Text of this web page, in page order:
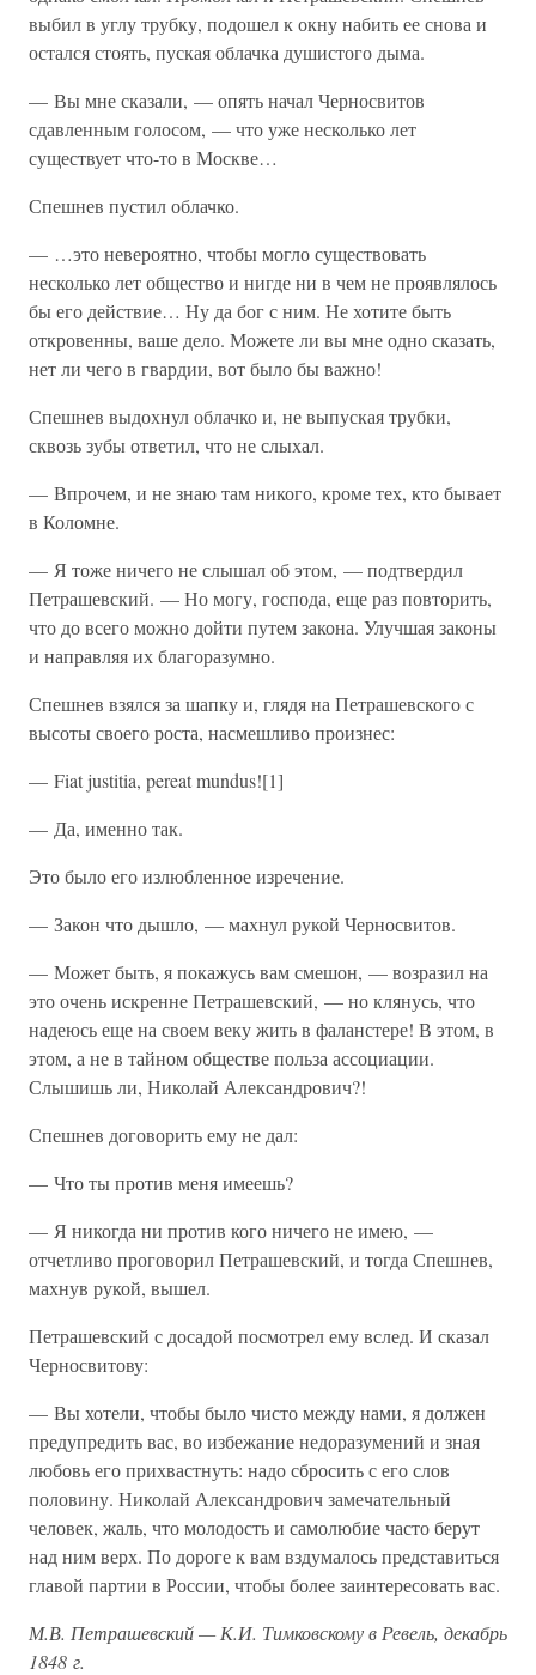
выбил в углу трубку, подошел к окну набить ее снова и
остался стоять, пуская облачка душистого дыма.
— Вы мне сказали, — опять начал Черносвитов
сдавленным голосом, — что уже несколько лет
существует что-то в Москве…
Спешнев пустил облачко.
— …это невероятно, чтобы могло существовать
несколько лет общество и нигде ни в чем не проявлялось
бы его действие… Ну да бог с ним. Не хотите быть
откровенны, ваше дело. Можете ли вы мне одно сказать,
нет ли чего в гвардии, вот было бы важно!
Спешнев выдохнул облачко и, не выпуская трубки,
сквозь зубы ответил, что не слыхал.
— Впрочем, и не знаю там никого, кроме тех, кто бывает
в Коломне.
— Я тоже ничего не слышал об этом, — подтвердил
Петрашевский. — Но могу, господа, еще раз повторить,
что до всего можно дойти путем закона. Улучшая законы
и направляя их благоразумно.
Спешнев взялся за шапку и, глядя на Петрашевского с
высоты своего роста, насмешливо произнес:
— Fiat justitia, pereat mundus![1]
— Да, именно так.
Это было его излюбленное изречение.
— Закон что дышло, — махнул рукой Черносвитов.
— Может быть, я покажусь вам смешон, — возразил на
это очень искренне Петрашевский, — но клянусь, что
надеюсь еще на своем веку жить в фаланстере! В этом, в
этом, а не в тайном обществе польза ассоциации.
Слышишь ли, Николай Александрович?!
Спешнев договорить ему не дал:
— Что ты против меня имеешь?
— Я никогда ни против кого ничего не имею, —
отчетливо проговорил Петрашевский, и тогда Спешнев,
махнув рукой, вышел.
Петрашевский с досадой посмотрел ему вслед. И сказал
Черносвитову:
— Вы хотели, чтобы было чисто между нами, я должен
предупредить вас, во избежание недоразумений и зная
любовь его прихвастнуть: надо сбросить с его слов
половину. Николай Александрович замечательный
человек, жаль, что молодость и самолюбие часто берут
над ним верх. По дороге к вам вздумалось представиться
главой партии в России, чтобы более заинтересовать вас.
М.В. Петрашевский — К.И. Тимковскому в Ревель, декабрь
1848 г.